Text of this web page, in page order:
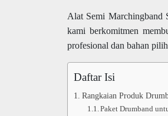
Alat Semi Marchingband
kami berkomitmen
profesional dan bahan
Daftar Isi
Rangkaian Produk
Paket Drumband